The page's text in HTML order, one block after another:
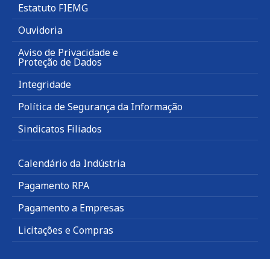
Estatuto FIEMG
Ouvidoria
Aviso de Privacidade e
Proteção de Dados
Integridade
Política de Segurança da Informação
Sindicatos Filiados
Calendário da Indústria
Pagamento RPA
Pagamento a Empresas
Licitações e Compras